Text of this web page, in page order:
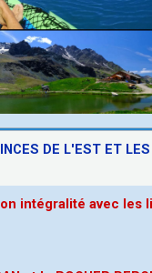
DE L'EST ET
intégralité avec les